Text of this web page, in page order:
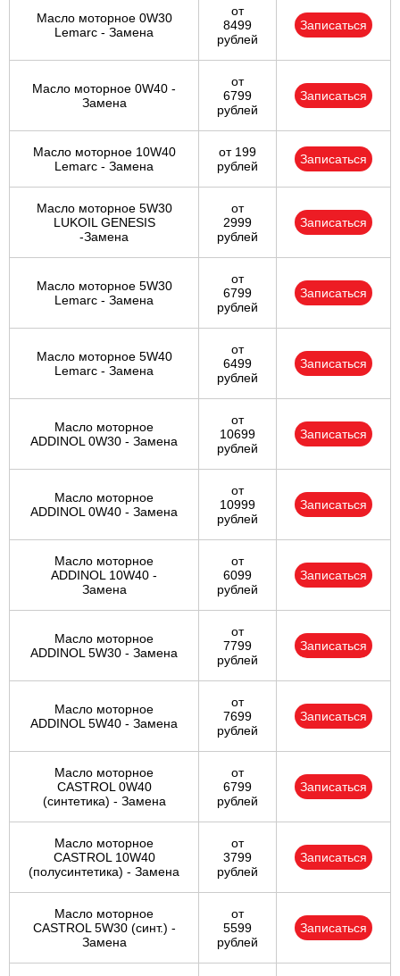
Масло моторное 0W30
Lemarc - Замена
от
8499
рублей
Записаться
Масло моторное 0W40 -
Замена
от
6799
рублей
Записаться
Масло моторное 10W40
Lemarc - Замена
от 199
рублей
Записаться
Масло моторное 5W30
LUKOIL GENESIS
-Замена
от
2999
рублей
Записаться
Масло моторное 5W30
Lemarc - Замена
от
6799
рублей
Записаться
Масло моторное 5W40
Lemarc - Замена
от
6499
рублей
Записаться
Масло моторное
ADDINOL 0W30 - Замена
от
10699
рублей
Записаться
Масло моторное
ADDINOL 0W40 - Замена
от
10999
рублей
Записаться
Масло моторное
ADDINOL 10W40 -
Замена
от
6099
рублей
Записаться
Масло моторное
ADDINOL 5W30 - Замена
от
7799
рублей
Записаться
Масло моторное
ADDINOL 5W40 - Замена
от
7699
рублей
Записаться
Масло моторное
CASTROL 0W40
(синтетика) - Замена
от
6799
рублей
Записаться
Масло моторное
CASTROL 10W40
(полусинтетика) - Замена
от
3799
рублей
Записаться
Масло моторное
CASTROL 5W30 (синт.) -
Замена
от
5599
рублей
Записаться